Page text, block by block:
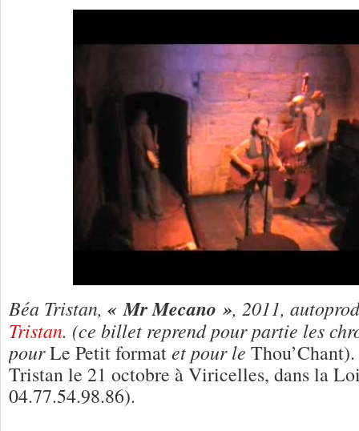
Béa Tristan, « Mr Mecano », 2011,
Tristan. (ce billet reprend pour partie les
pourLe Petit formatet pour le
Tristan le 21 octobre à Viricelles, dans la
04.77.54.98.86).